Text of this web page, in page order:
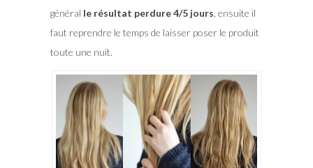
général le résultat perdure 4/5 jours , ensuite il
faut reprendre le temps de laisser poser le produit
toute une nuit.